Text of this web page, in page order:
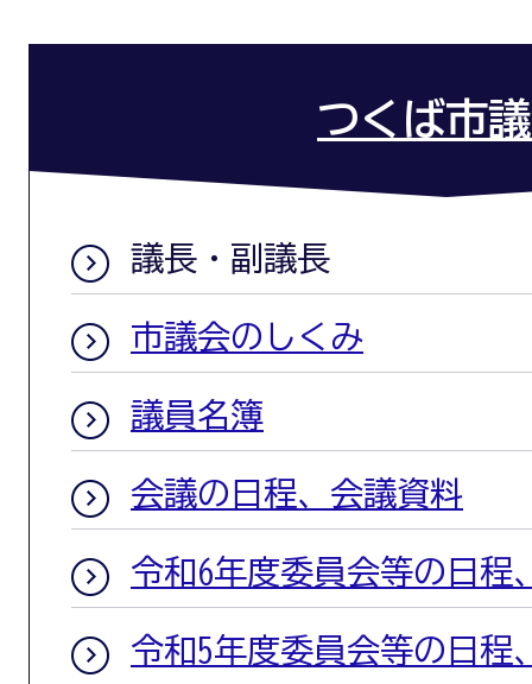
つくば市
議長・副議長
市議会のしくみ
議員名簿
会議の日程、会議資料
令和6年度委員会等の日程
令和5年度委員会等の日程